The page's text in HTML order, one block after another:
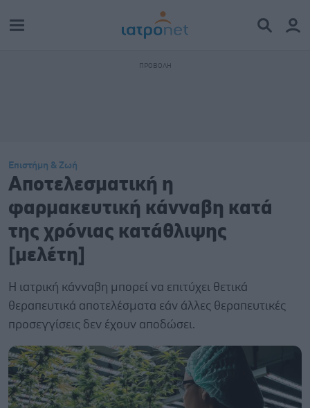
Επιστήμη & Ζωή
Αποτελεσματική η
φαρμακευτική κάνναβη κατά
της χρόνιας κατάθλιψης
[μελέτη]
Η ιατρική κάνναβη μπορεί να επιτύχει θετικά
θεραπευτικά αποτελέσματα εάν άλλες θεραπευτικές
προσεγγίσεις δεν έχουν αποδώσει.